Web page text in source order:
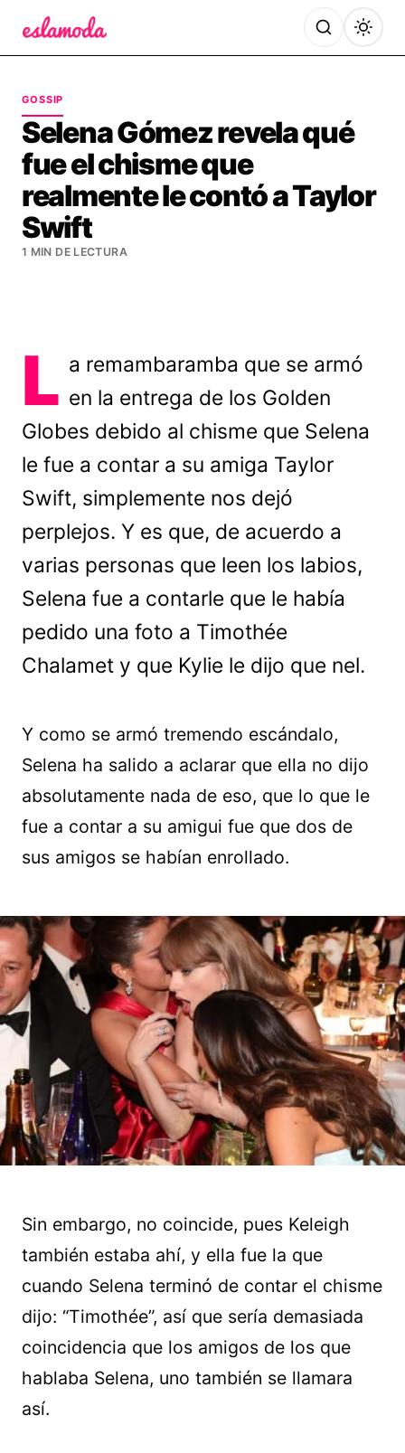
GOSSIP
Selena Gómez revela qué
fue el chisme que
realmente le contó a Taylor
Swift
1 MIN DE LECTURA
L a remambaramba que se armó
en la entrega de los Golden
Globes debido al chisme que Selena
le fue a contar a su amiga Taylor
Swift, simplemente nos dejó
perplejos. Y es que, de acuerdo a
varias personas que leen los labios,
Selena fue a contarle que le había
pedido una foto a Timothée
Chalamet y que Kylie le dijo que nel.
Y como se armó tremendo escándalo,
Selena ha salido a aclarar que ella no dijo
absolutamente nada de eso, que lo que le
fue a contar a su amigui fue que dos de
sus amigos se habían enrollado.
Sin embargo, no coincide, pues Keleigh
también estaba ahí, y ella fue la que
cuando Selena terminó de contar el chisme
dijo: “Timothée”, así que sería demasiada
coincidencia que los amigos de los que
hablaba Selena, uno también se llamara
así.